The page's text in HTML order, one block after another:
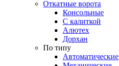
Откатные ворота
Консольные
С калиткой
Алютех
Дорхан
По типу
Автоматические